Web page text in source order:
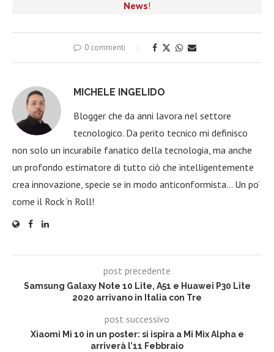
News!
0 commenti
MICHELE INGELIDO
Blogger che da anni lavora nel settore
tecnologico. Da perito tecnico mi definisco
non solo un incurabile fanatico della tecnologia, ma anche
un profondo estimatore di tutto ciò che intelligentemente
crea innovazione, specie se in modo anticonformista… Un po’
come il Rock ‘n Roll!
post precedente
Samsung Galaxy Note 10 Lite, A51 e Huawei P30 Lite
2020 arrivano in Italia con Tre
post successivo
Xiaomi Mi 10 in un poster: si ispira a Mi Mix Alpha e
arriverà l’11 Febbraio